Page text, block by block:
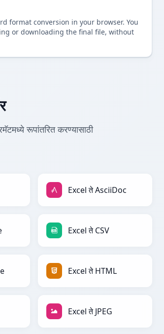
format conversion in your browser. You
or downloading the final file, without
रूपांतरित करण्यासाठी
Excel ते AsciiDoc
Excel ते CSV
Excel ते HTML
Excel ते JPEG